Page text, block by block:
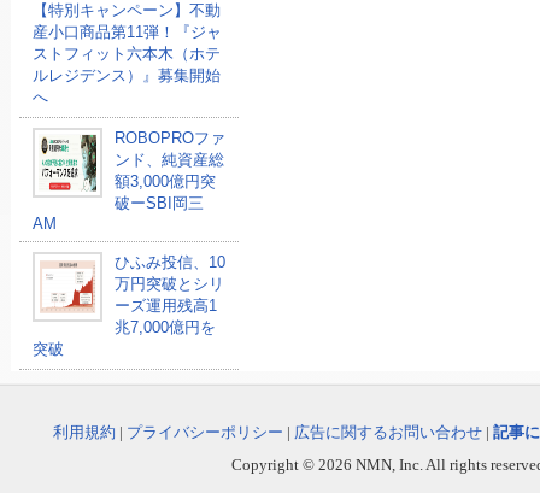
【特別キャンペーン】不動
産小口商品第11弾！『ジャ
ストフィット六本木（ホテ
ルレジデンス）』募集開始
へ
ROBOPROファ
ンド、純資産総
額3,000億円突
破ーSBI岡三
AM
ひふみ投信、10
万円突破とシリ
ーズ運用残高1
兆7,000億円を
突破
利用規約 | プライバシーポリシー | 広告に関するお問い合わせ | 記事
Copyright © 2026 NMN, Inc. All rights